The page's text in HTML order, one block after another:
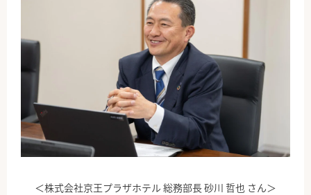
＜株式会社京王プラザホテル 総務部長 砂川 哲也 さん＞